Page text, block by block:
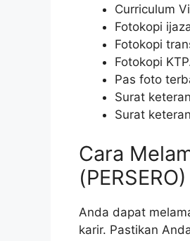
Curriculum
Fotokopi
Fotokopi
Fotokopi
Pas foto
Surat
Surat
Cara
(PERSERO)
Anda dapat
karir. Pastikan